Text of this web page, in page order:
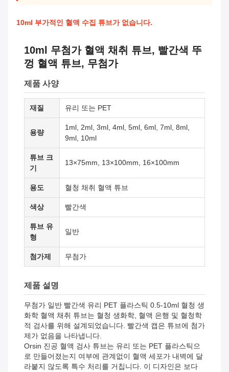
10ml 부가적인 혈액 수집 튜브가 없습니다.
10ml 무첨가 혈액 채취 튜브, 빨간색 뚜
껑 혈액 튜브, 무첨가
제품 사양
재질 유리 또는 PET
용량
1ml, 2ml, 3ml, 4ml, 5ml, 6ml, 7ml, 8ml,
9ml, 10ml
튜브 크
기
13×75mm, 13×100mm, 16×100mm
용도 혈청 채취 혈액 튜브
색상 빨간색
튜브 유
형
일반
첨가제 무첨가
제품 설명
무첨가 일반 빨간색 유리 PET 플라스틱 0.5-10ml 혈청 생
화학 혈액 채취 튜브는 혈청 생화학, 혈액 은행 및 혈청학
적 검사를 위해 설계되었습니다. 빨간색 캡은 튜브에 첨가
제가 없음을 나타냅니다.
Orsin 진공 혈액 검사 튜브는 유리 또는 PET 플라스틱으
로 만들어졌는지 여부에 관계없이 혈액 세포가 내벽에 달
라붙지 않도록 특수 처리를 거칩니다. 이 디자인은 보다